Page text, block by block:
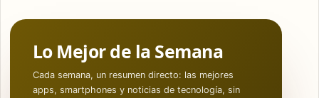
Lo Mejor de la Semana
Cada semana, un resumen directo: las mejores
apps, smartphones y noticias de tecnología, sin